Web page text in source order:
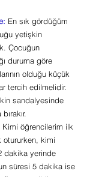
En sık gördüğüm
yetişkin
Çocuğun
duruma göre
olduğu küçük
tercih edilmelidir.
sandalyesinde
Kimi öğrencilerim ilk
otururken, kimi
dakika yerinde
süresi 5 dakika ise